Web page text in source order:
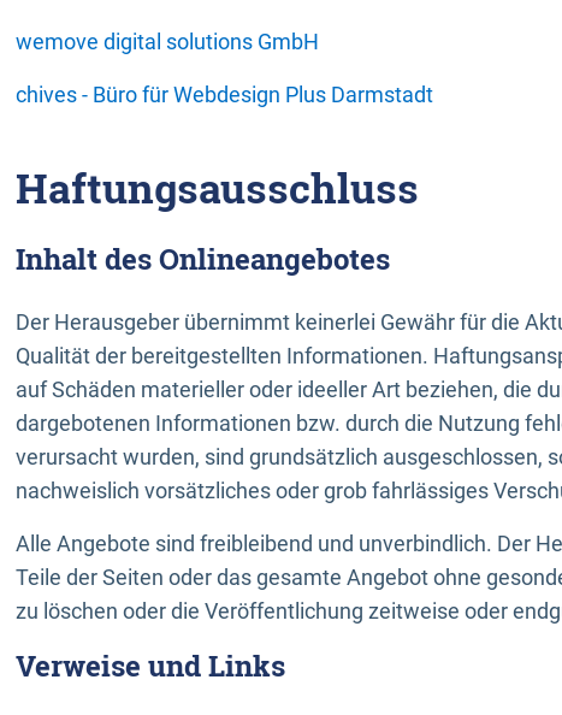
wemove digital solutions GmbH
chives - Büro für Webdesign Plus Darmstadt
Haftungsausschluss
Inhalt des Onlineangebotes
Der Herausgeber übernimmt keinerlei Gewähr für die
Qualität der bereitgestellten Informationen.
auf Schäden materieller oder ideeller Art beziehen, die
dargebotenen Informationen bzw. durch die Nutzung
verursacht wurden, sind grundsätzlich ausgeschlossen,
nachweislich vorsätzliches oder grob fahrlässiges
Alle Angebote sind freibleibend und unverbindlich. Der
Teile der Seiten oder das gesamte Angebot ohne
zu löschen oder die Veröffentlichung zeitweise oder
Verweise und Links